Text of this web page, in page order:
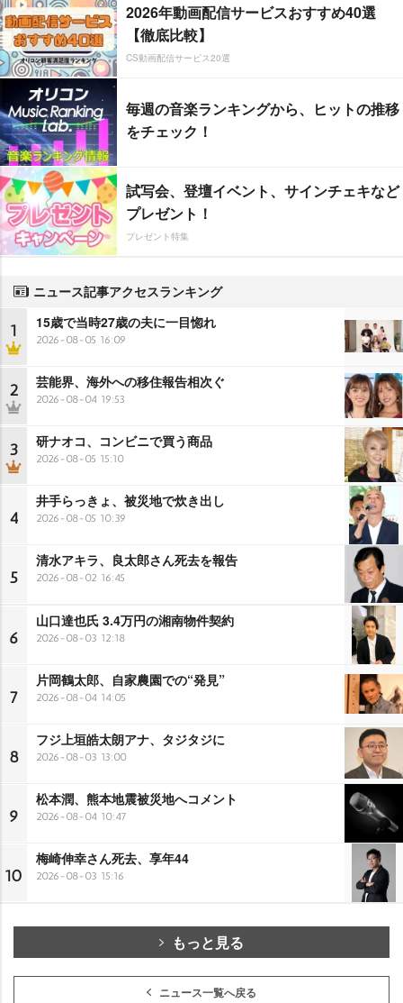
2026年動画配信サービスおすすめ40選
【徹底比較】
CS動画配信サービス20選
毎週の音楽ランキングから、ヒットの推移
をチェック！
試写会、登壇イベント、サインチェキなど
プレゼント！
プレゼント特集
ニュース記事アクセスランキング
1 15歳で当時27歳の夫に一目惚れ
2026-08-05 16:09
2 芸能界、海外への移住報告相次ぐ
2026-08-04 19:53
3 研ナオコ、コンビニで買う商品
2026-08-05 15:10
4
井手らっきょ、被災地で炊き出し
2026-08-05 10:39
5
清水アキラ、良太郎さん死去を報告
2026-08-02 16:45
6
山口達也氏 3.4万円の湘南物件契約
2026-08-03 12:18
7
片岡鶴太郎、自家農園での“発見”
2026-08-04 14:05
8
フジ上垣皓太朗アナ、タジタジに
2026-08-03 13:00
9
松本潤、熊本地震被災地へコメント
2026-08-04 10:47
10
梅崎伸幸さん死去、享年44
2026-08-03 15:16
もっと見る
ニュース一覧へ戻る